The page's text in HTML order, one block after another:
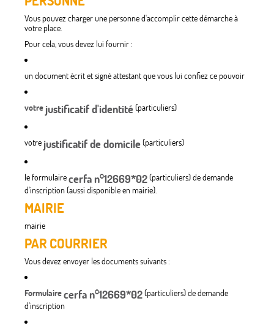
Vous pouvez charger une personne d'accomplir cette démarche à
votre place.
Pour cela, vous devez lui fournir :
un document écrit et signé attestant que vous lui confiez ce pouvoir
votre justificatif d'identité(particuliers)
votre justificatif de domicile(particuliers)
le formulairecerfa n°12669*02(particuliers) de demande
d'inscription (aussi disponible en mairie).
MAIRIE
mairie
PAR COURRIER
Vous devez envoyer les documents suivants :
Formulairecerfa n°12669*02(particuliers) de demande
d'inscription